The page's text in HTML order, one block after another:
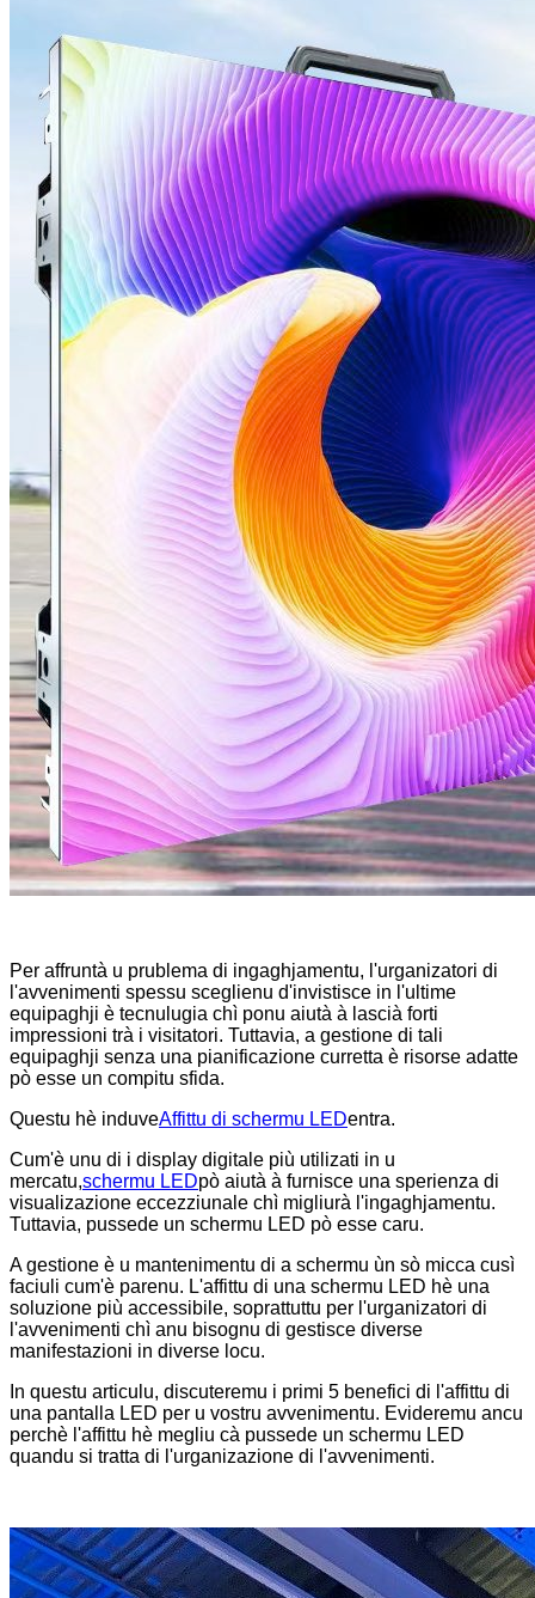
Per affruntà u prublema di ingaghjamentu, l'urganizatori di
l'avvenimenti spessu sceglienu d'invistisce in l'ultime
equipaghji è tecnulugia chì ponu aiutà à lascià forti
impressioni trà i visitatori. Tuttavia, a gestione di tali
equipaghji senza una pianificazione curretta è risorse adatte
pò esse un compitu sfida.
Questu hè induveAffittu di schermu LEDentra.
Cum'è unu di i display digitale più utilizati in u
mercatu,schermu LEDpò aiutà à furnisce una sperienza di
visualizazione eccezziunale chì migliurà l'ingaghjamentu.
Tuttavia, pussede un schermu LED pò esse caru.
A gestione è u mantenimentu di a schermu ùn sò micca cusì
faciuli cum'è parenu. L'affittu di una schermu LED hè una
soluzione più accessibile, soprattuttu per l'urganizatori di
l'avvenimenti chì anu bisognu di gestisce diverse
manifestazioni in diverse locu.
In questu articulu, discuteremu i primi 5 benefici di l'affittu di
una pantalla LED per u vostru avvenimentu. Evideremu ancu
perchè l'affittu hè megliu cà pussede un schermu LED
quandu si tratta di l'urganizazione di l'avvenimenti.